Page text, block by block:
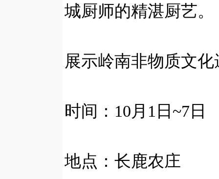
城厨师的精湛厨艺。
展示岭南非物质文化
时间：10月1日~7日
地点：长鹿农庄